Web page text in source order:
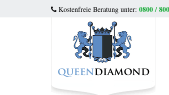
Kostenfreie Beratung unter: 0800 /